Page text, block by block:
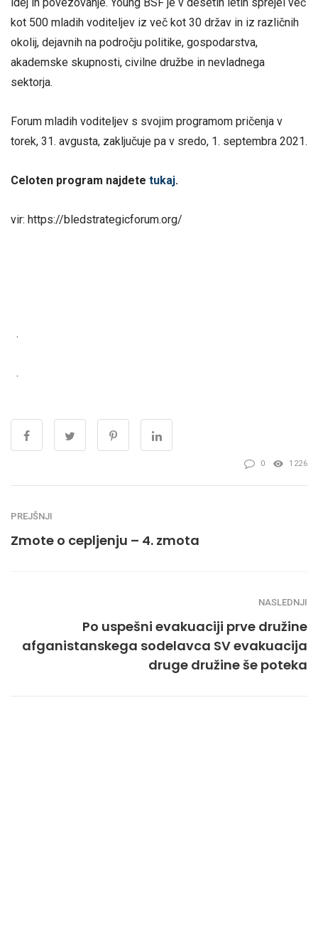
kot 500 mladih voditeljev iz več kot 30 držav in iz različnih
okolij, dejavnih na področju politike, gospodarstva,
akademske skupnosti, civilne družbe in nevladnega
sektorja.
Forum mladih voditeljev s svojim programom pričenja v
torek, 31. avgusta, zaključuje pa v sredo, 1. septembra 2021.
Celoten program najdete tukaj.
vir: https://bledstrategicforum.org/
·
·
0 1226
PREJŠNJI
Zmote o cepljenju – 4. zmota
NASLEDNJI
Po uspešni evakuaciji prve družine
afganistanskega sodelavca SV evakuacija
druge družine še poteka